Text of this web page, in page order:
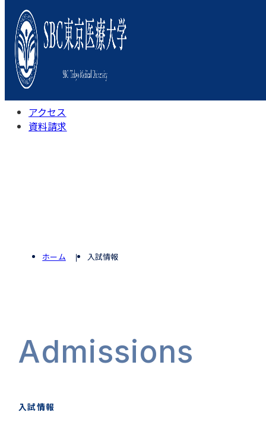
本学について
学びの特色
学部・学科
キャンパスライフ
入試情報
受験相談会
アクセス
資料請求
Admissions
入試情報
ホーム 入試情報